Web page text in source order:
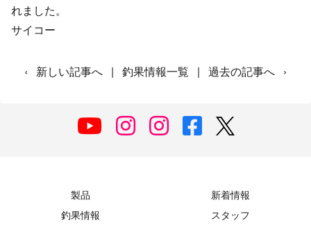
れました。
サイコー
‹ 新しい記事へ | 釣果情報一覧 | 過去の記事へ ›
製品
新着情報
釣果情報
スタッフ